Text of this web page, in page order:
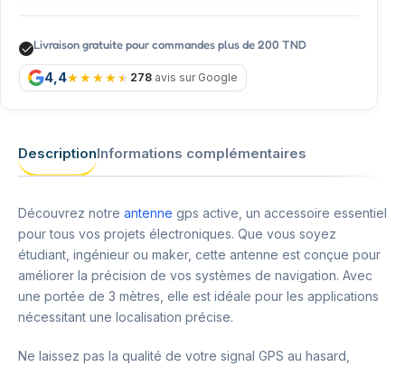
Livraison gratuite pour commandes plus de 200 TND
4,4 278 avis sur Google
DescriptionInformations complémentaires
Découvrez notre antenne gps active, un accessoire essentiel
pour tous vos projets électroniques. Que vous soyez
étudiant, ingénieur ou maker, cette antenne est conçue pour
améliorer la précision de vos systèmes de navigation. Avec
une portée de 3 mètres, elle est idéale pour les applications
nécessitant une localisation précise.
Ne laissez pas la qualité de votre signal GPS au hasard,